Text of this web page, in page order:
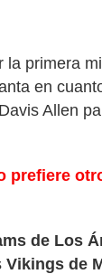
primera
en
Allen
prefiere
de Los
Vikings de